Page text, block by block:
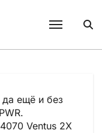
да ещё и без
Ventus 2X